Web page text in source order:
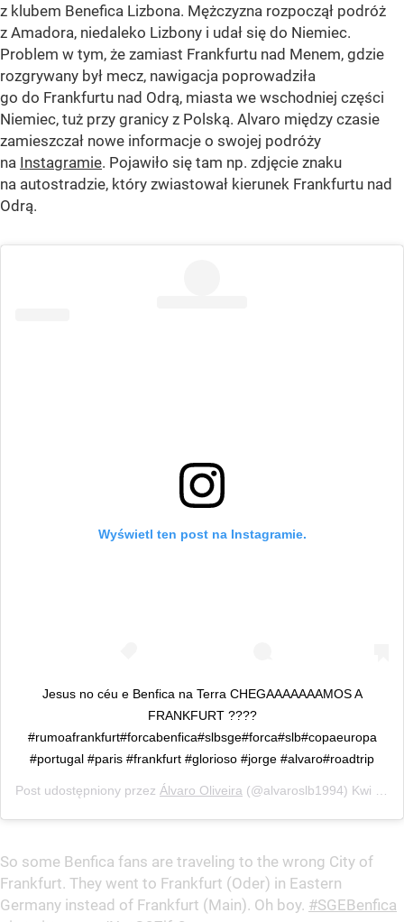
z klubem Benefica Lizbona. Mężczyzna rozpoczął podróż
z Amadora, niedaleko Lizbony i udał się do Niemiec.
Problem w tym, że zamiast Frankfurtu nad Menem, gdzie
rozgrywany był mecz, nawigacja poprowadziła
go do Frankfurtu nad Odrą, miasta we wschodniej części
Niemiec, tuż przy granicy z Polską. Alvaro między czasie
zamieszczał nowe informacje o swojej podróży
na Instagramie. Pojawiło się tam np. zdjęcie znaku
na autostradzie, który zwiastował kierunek Frankfurtu nad
Odrą.
Wyświetl ten post na Instagramie.
Jesus no céu e Benfica na Terra CHEGAAAAAAAMOS A
FRANKFURT ????
#rumoafrankfurt#forcabenfica#slbsge#forca#slb#copaeuropa
#portugal #paris #frankfurt #glorioso #jorge #alvaro#roadtrip
Post udostępniony przez Álvaro Oliveira (@alvaroslb1994) Kwi 18, 2019 o 5:29 PDT
So some Benfica fans are traveling to the wrong City of
Frankfurt. They went to Frankfurt (Oder) in Eastern
Germany instead of Frankfurt (Main). Oh boy. #SGEBenfica